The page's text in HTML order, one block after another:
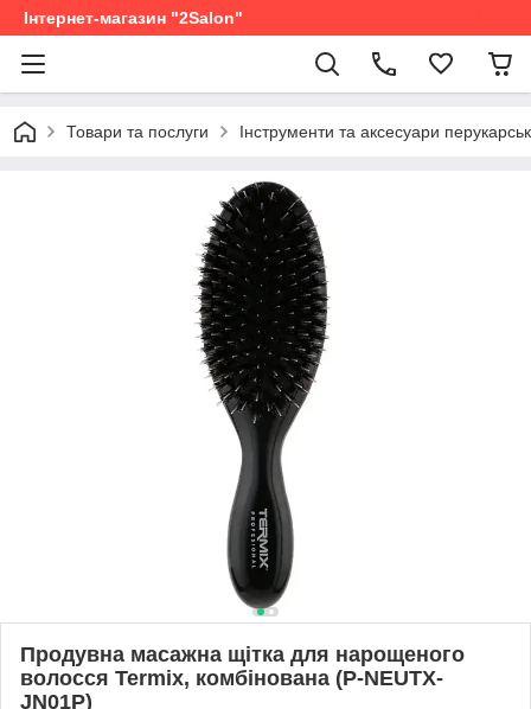
Інтернет-магазин "2Salon"
Товари та послуги Інструменти та аксесуари
Продувна масажна щітка для нарощеного
волосся Termix, комбінована (P-NEUTX-
JN01P)